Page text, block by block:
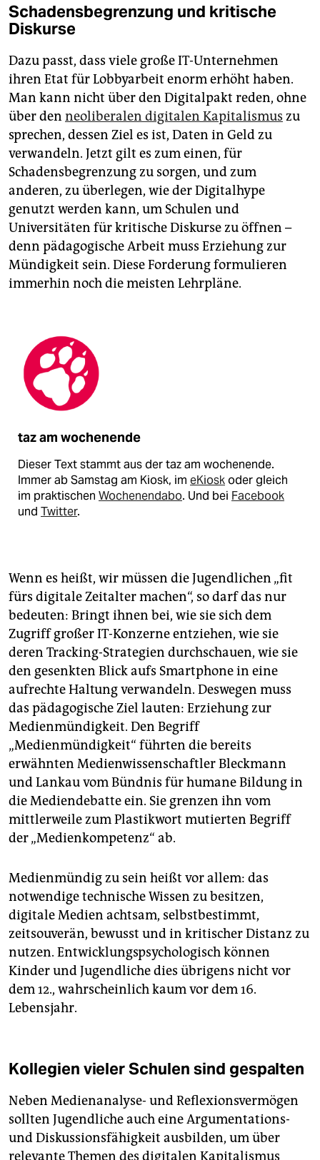
Schadensbegrenzung und kritische
Diskurse
Dazu passt, dass viele große IT-Unternehmen
ihren Etat für Lobbyarbeit enorm erhöht haben.
Man kann nicht über den Digitalpakt reden, ohne
über den neoliberalen digitalen Kapitalismus zu
sprechen, dessen Ziel es ist, Daten in Geld zu
verwandeln. Jetzt gilt es zum einen, für
Schadensbegrenzung zu sorgen, und zum
anderen, zu überlegen, wie der Digitalhype
genutzt werden kann, um Schulen und
Universitäten für kritische Diskurse zu öffnen –
denn pädagogische Arbeit muss Erziehung zur
Mündigkeit sein. Diese Forderung formulieren
immerhin noch die meisten Lehrpläne.
taz am wochenende
Dieser Text stammt aus der taz am wochenende.
Immer ab Samstag am Kiosk, im eKioskoder gleich
im praktischen Wochenendabo. Und bei Facebook
und Twitter.
Wenn es heißt, wir müssen die Jugendlichen „fit
fürs digitale Zeitalter machen“, so darf das nur
bedeuten: Bringt ihnen bei, wie sie sich dem
Zugriff großer IT-Konzerne entziehen, wie sie
deren Tracking-Strategien durchschauen, wie sie
den gesenkten Blick aufs Smartphone in eine
aufrechte Haltung verwandeln. Deswegen muss
das pädagogische Ziel lauten: Erziehung zur
Medienmündigkeit. Den Begriff
„Medienmündigkeit“ führten die bereits
erwähnten Medienwissenschaftler Bleckmann
und Lankau vom Bündnis für humane Bildung in
die Mediendebatte ein. Sie grenzen ihn vom
mittlerweile zum Plastikwort mutierten Begriff
der „Medienkompetenz“ ab.
Medienmündig zu sein heißt vor allem: das
notwendige technische Wissen zu besitzen,
digitale Medien achtsam, selbstbestimmt,
zeitsouverän, bewusst und in kritischer Distanz zu
nutzen. Entwicklungspsychologisch können
Kinder und Jugendliche dies übrigens nicht vor
dem 12., wahrscheinlich kaum vor dem 16.
Lebensjahr.
Kollegien vieler Schulen sind gespalten
Neben Medienanalyse- und Reflexionsvermögen
sollten Jugendliche auch eine Argumentations-
und Diskussionsfähigkeit ausbilden, um über
relevante Themen des digitalen Kapitalismus